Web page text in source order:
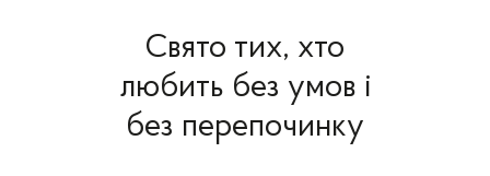
Свято тих, хто
любить без умов і
без перепочинку